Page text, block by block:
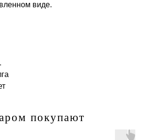
виде.
покупают